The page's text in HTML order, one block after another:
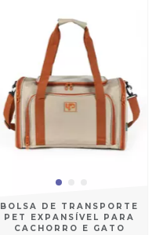
BOLSA DE TRANSPORTE
PET EXPANSÍVEL PARA
CACHORRO E GATO